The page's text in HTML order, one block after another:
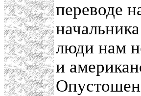
переводе
люди нам
и